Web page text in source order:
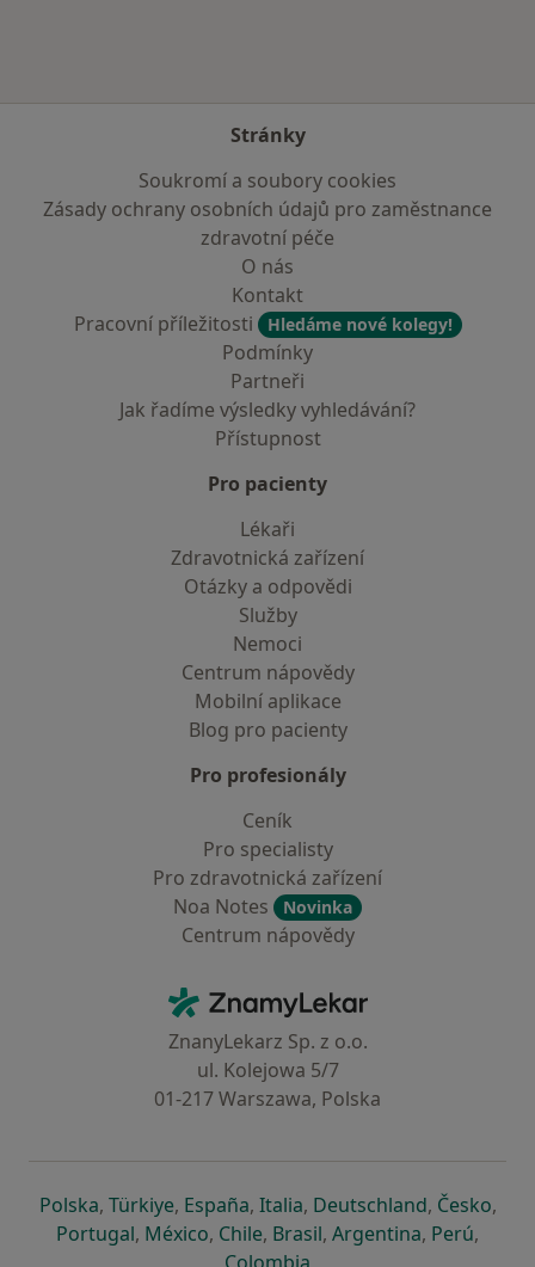
Stránky
Soukromí a soubory cookies
Zásady ochrany osobních údajů pro zaměstnance
zdravotní péče
O nás
Kontakt
Pracovní příležitosti
Hledáme nové kolegy!
Podmínky
Partneři
Jak řadíme výsledky vyhledávání?
Přístupnost
Pro pacienty
Lékaři
Zdravotnická zařízení
Otázky a odpovědi
Služby
Nemoci
Centrum nápovědy
Mobilní aplikace
Blog pro pacienty
Pro profesionály
Ceník
Pro specialisty
Pro zdravotnická zařízení
Noa Notes
Novinka
Centrum nápovědy
ZnamyLekar - Hlavní stránka
ZnanyLekarz Sp. z o.o.
ul. Kolejowa 5/7
01-217 Warszawa, Polska
Polskase otevře v nové záložce
, Türkiyese otevře v nové záložce
, Españase otevře v nové záložce
, Italiase otevře v nové záložce
, Deutschlandse otevře v
, Českose
,
Portugalse otevře v nové záložce
, Méxicose otevře v nové záložce
, Chilese otevře v nové záložce
, Brasilse otevře v nové
, Argentinase otevře v
, Perúse
,